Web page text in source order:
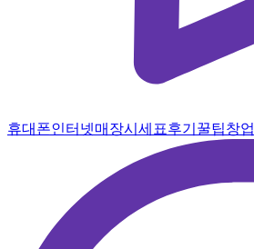
휴대폰인터넷매장시세표후기 꿀팁창업